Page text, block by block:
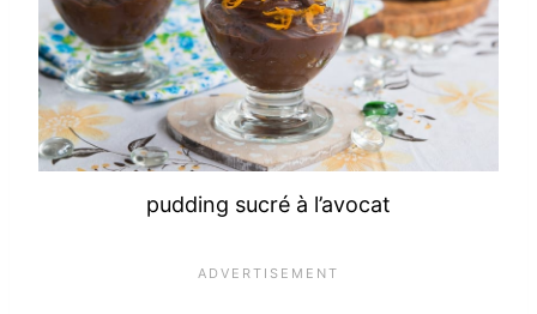
pudding sucré à l’avocat